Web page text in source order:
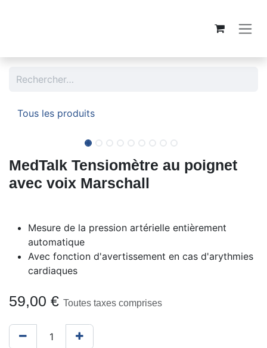
Tous les produits
MedTalk Tensiomètre au poignet
avec voix Marschall
Mesure de la pression artérielle entièrement
automatique
Avec fonction d'avertissement en cas d'arythmies
cardiaques
59,00 € Toutes taxes comprises